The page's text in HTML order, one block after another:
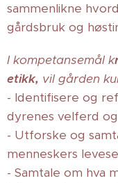
sammenlikne
gårdsbruk og
I kompetansemål k
etikk, vil gården
- Identifisere og
dyrenes velferd
- Utforske og
menneskers
- Samtale om hva